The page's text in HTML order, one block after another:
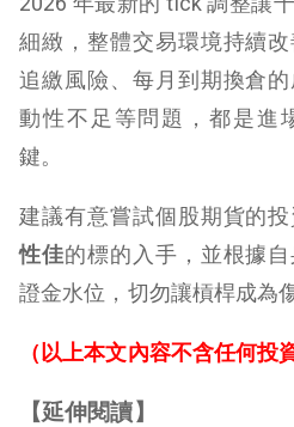
細緻，整體交易環境持續
追繳風險、每月到期換倉
動性不足等問題，都是進
鍵。
建議有意嘗試個股期貨的
性佳的標的入手，並根據
證金水位，切勿讓槓桿成為
（以上本文內容不含任何投
【延伸閱讀】